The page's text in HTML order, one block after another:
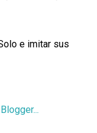
e imitar sus